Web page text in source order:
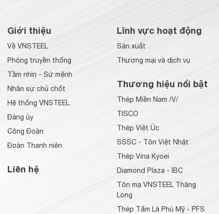
Giới thiệu
Về VNSTEEL
Phòng truyền thống
Tầm nhìn - Sứ mệnh
Nhân sự chủ chốt
Hệ thống VNSTEEL
Đảng ủy
Công Đoàn
Đoàn Thanh niên
Liên hệ
Lĩnh vực hoạt động
Sản xuất
Thương mại và dịch vụ
Thương hiệu nổi bật
Thép Miền Nam /V/
TISCO
Thép Việt Úc
SSSC - Tôn Việt Nhật
Thép Vina Kyoei
Diamond Plaza - IBC
Tôn mạ VNSTEEL Thăng
Long
Thép Tấm Lá Phú Mỹ - PFS